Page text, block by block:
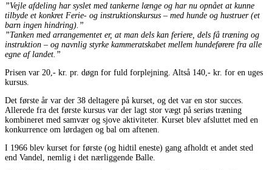
”Vejle afdeling har syslet med tankerne længe og har nu opnået at kunne
tilbyde et konkret Ferie- og instruktionskursus – med hunde og hustruer (et
barn ingen hindring).”
”Tanken med arrangementet er, at man dels kan feriere, dels få træning og
instruktion – og navnlig styrke kammeratskabet mellem hundeførere fra alle
egne af landet.”
Prisen var 20,- kr. pr. døgn for fuld forplejning. Altså 140,- kr. for en uges
kursus.
Det første år var der 38 deltagere på kurset, og det var en stor succes.
Allerede fra det første kursus var der lagt stor vægt på seriøs træning
kombineret med samvær og sjove aktiviteter. Kurset blev afsluttet med en
konkurrence om lørdagen og bal om aftenen.
I 1966 blev kurset for første (og hidtil eneste) gang afholdt et andet sted
end Vandel, nemlig i det nærliggende Balle.